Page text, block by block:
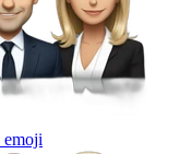
emoji